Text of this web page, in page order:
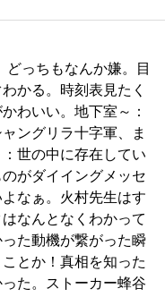
どっちもなんか嫌。目
かる。時刻表見たく
わいい。地下室～：
ングリラ十字軍、ま
世の中に存在してい
がダイイングメッセ
なぁ。火村先生はす
なんとなくわかって
た動機が繋がった瞬
とか！真相を知った
た。ストーカー蜂谷